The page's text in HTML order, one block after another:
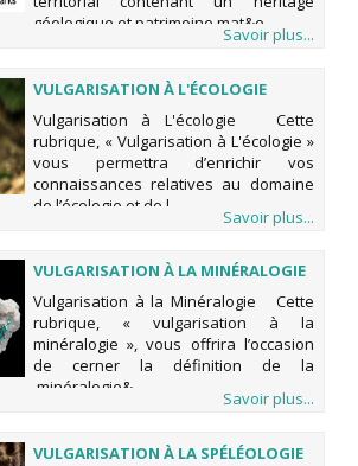
géologique et patrimoine mat&e
Savoir plus...
VULGARISATION À L'ÉCOLOGIE
Vulgarisation à L'écologie Cette
rubrique, « Vulgarisation à L'écologie »
vous permettra d’enrichir vos
connaissances relatives au domaine
de l’écologie et de l
Savoir plus...
VULGARISATION À LA MINÉRALOGIE
Vulgarisation à la Minéralogie Cette
rubrique, « vulgarisation à la
minéralogie », vous offrira l’occasion
de cerner la définition de la
minéralogie&
Savoir plus...
VULGARISATION À LA SPÉLÉOLOGIE